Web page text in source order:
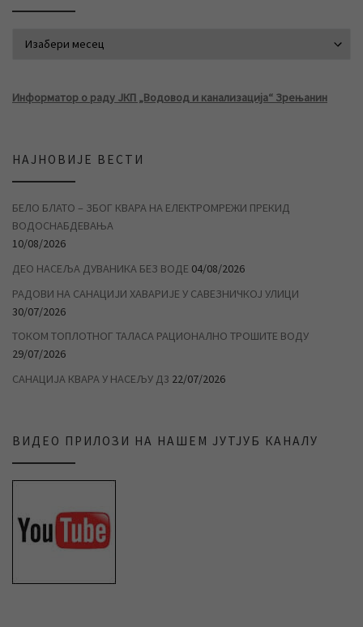
Информатор о раду ЈКП „Водовод и канализација“ Зрењанин
НАЈНОВИЈЕ ВЕСТИ
БЕЛО БЛАТО – ЗБОГ КВАРА НА ЕЛЕКТРОМРЕЖИ ПРЕКИД
ВОДОСНАБДЕВАЊА
10/08/2026
ДЕО НАСЕЉА ДУВАНИКА БЕЗ ВОДЕ 04/08/2026
РАДОВИ НА САНАЦИЈИ ХАВАРИЈЕ У САВЕЗНИЧКОЈ УЛИЦИ
30/07/2026
ТОКОМ ТОПЛОТНОГ ТАЛАСА РАЦИОНАЛНО ТРОШИТЕ ВОДУ
29/07/2026
САНАЦИЈА КВАРА У НАСЕЉУ Д3 22/07/2026
ВИДЕО ПРИЛОЗИ НА НАШЕМ ЈУТЈУБ КАНАЛУ